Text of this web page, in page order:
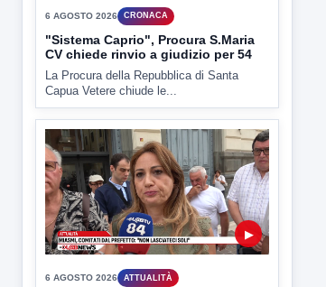
6 AGOSTO 2026 CRONACA
"Sistema Caprio", Procura S.Maria
CV chiede rinvio a giudizio per 54
La Procura della Repubblica di Santa
Capua Vetere chiude le...
▶
6 AGOSTO 2026 ATTUALITÀ